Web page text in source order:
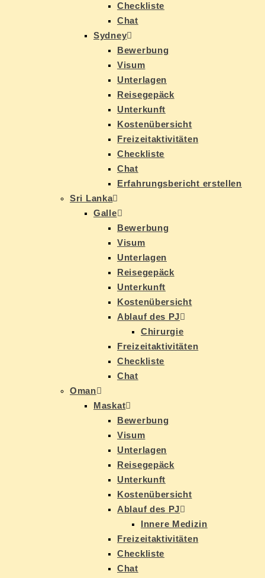
Check­lis­te
Chat
Syd­ney
Be­wer­bung
Vi­sum
Un­ter­la­gen
Rei­se­ge­päck
Un­ter­kunft
Kos­ten­über­sicht
Frei­zeit­ak­ti­vi­tä­ten
Check­lis­te
Chat
Er­fah­rungs­be­richt erstellen
Sri Lan­ka
Gal­le
Be­wer­bung
Vi­sum
Un­ter­la­gen
Rei­se­ge­päck
Un­ter­kunft
Kos­ten­über­sicht
Ab­lauf des PJ
Chir­ur­gie
Frei­zeit­ak­ti­vi­tä­ten
Check­lis­te
Chat
Oman
Mas­kat
Be­wer­bung
Vi­sum
Un­ter­la­gen
Rei­se­ge­päck
Un­ter­kunft
Kos­ten­über­sicht
Ab­lauf des PJ
In­ne­re Medizin
Frei­zeit­ak­ti­vi­tä­ten
Check­lis­te
Chat